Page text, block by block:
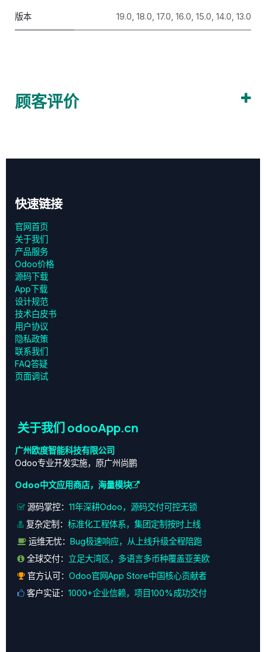
版本 19.0 18.0 17.0 16.0 15.0 14.0 13.0
顾客评价
快速链接
官网首页
关于我们
产品服务
Odoo价格
源码下载
App下载
设计规范
技术白皮书
用户协议
‎隐私政策‎
联系我们
FAQ答疑
页面调试
关于我们 odooApp.cn
广州欧度智能科技有限公司
Odoo专业开发实施，原广州尚鹏
Odoo中文应用商店，海量模块
源码掌控： 11年深耕Odoo，源码交付可控无锁
复杂定制： 标准化工程体系，集团定制按时上线
运维无忧： Bug极速响应，从上线升级全程陪跑
全球交付： 立足大湾区，多语言多币种覆盖亚美欧
官方认可： Odoo官网App Store中国核心贡献者
客户实证： 1000+企业信赖，项目100%成功交付